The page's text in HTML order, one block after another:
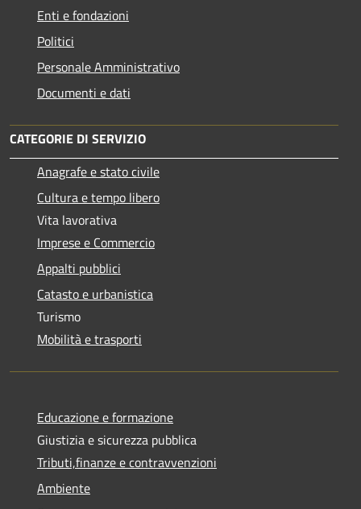
Enti e fondazioni
Politici
Personale Amministrativo
Documenti e dati
CATEGORIE DI SERVIZIO
Anagrafe e stato civile
Cultura e tempo libero
Vita lavorativa
Imprese e Commercio
Appalti pubblici
Catasto e urbanistica
Turismo
Mobilità e trasporti
Educazione e formazione
Giustizia e sicurezza pubblica
Tributi,finanze e contravvenzioni
Ambiente